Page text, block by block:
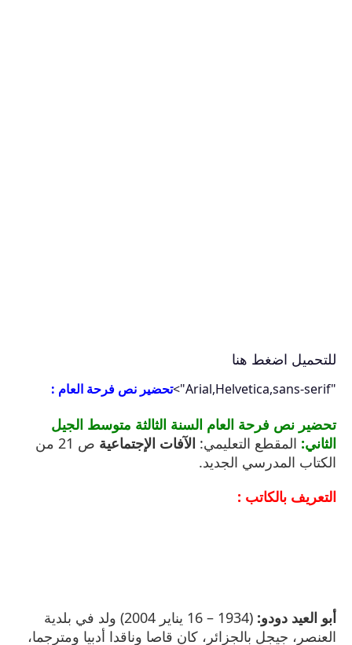
للتحميل اضغط هنا
"Arial,Helvetica,sans-serif"> تحضير نص فرحة العام :
تحضير نص فرحة العام السنة الثالثة متوسط الجيل
الثاني: المقطع التعليمي: الآفات الإجتماعية
ص 21 من
الكتاب المدرسي الجديد.
التعريف بالكاتب :
أبو العيد دودو:
(1934 – 16 يناير 2004) ولد في بلدية
العنصر، جيجل بالجزائر، كان قاصا وناقدا أدبيا ومترجما،